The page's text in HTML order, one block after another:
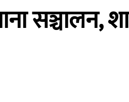
सञ्चालन,